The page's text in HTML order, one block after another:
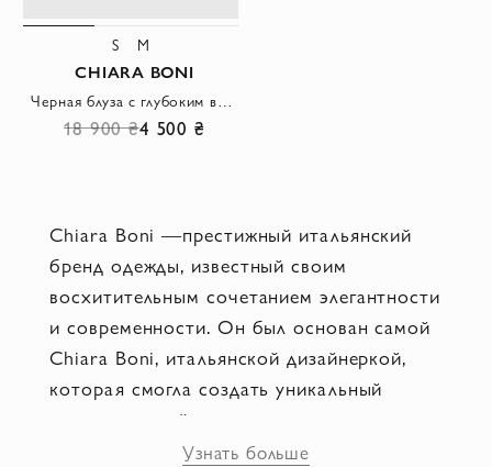
S M
CHIARA BONI
18 900 ₴4 500 ₴
Chiara Boni —престижный итальянский
бренд одежды, известный своим
восхитительным сочетанием элегантности
и современности. Он был основан самой
Chiara Boni, итальянской дизайнеркой,
которая смогла создать уникальный
стиль, который завоевал сердца многих
ценителей моды. Бренд Chiara Boni
Узнать больше